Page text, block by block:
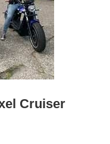
Cruiser